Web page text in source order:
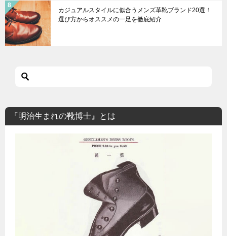
カジュアルスタイルに似合うメンズ革靴ブランド20選！
選び方からオススメの一足を徹底紹介
『明治生まれの靴博士』とは